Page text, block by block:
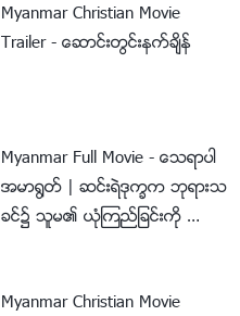
Myanmar Christian Movie
Trailer - ေဆာင္းတြင္းနက္ခ်ိန္
Myanmar Full Movie - ေသရာပါ
အမာ႐ြတ္ | ဆင္းရဲဒုကၡက ဘုရားသ
ခင္၌ သူမ၏ ယုံၾကည္ျခင္းကို အားေ
Myanmar Christian Movie